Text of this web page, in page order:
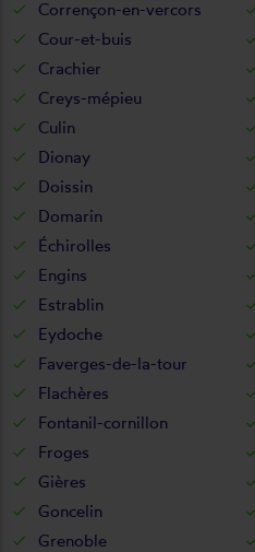
Corrençon-en-vercors
Cour-et-buis
Crachier
Creys-mépieu
Culin
Dionay
Doissin
Domarin
Échirolles
Engins
Estrablin
Eydoche
Faverges-de-la-tour
Flachères
Fontanil-cornillon
Froges
Gières
Goncelin
Grenoble